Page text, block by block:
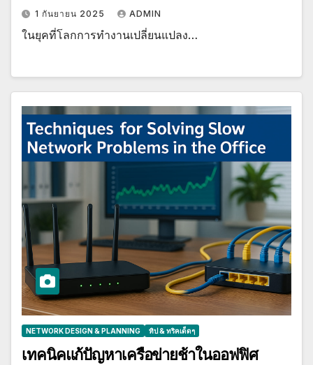
1 กันยายน 2025 ADMIN
ในยุคที่โลกการทำงานเปลี่ยนแปลง…
NETWORK DESIGN & PLANNING ทิป & ทริคเด็ดๆ
เทคนิคแก้ปัญหาเครือข่ายช้าในออฟฟิศ